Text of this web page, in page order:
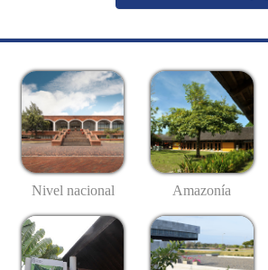
Nivel nacional Amazonía